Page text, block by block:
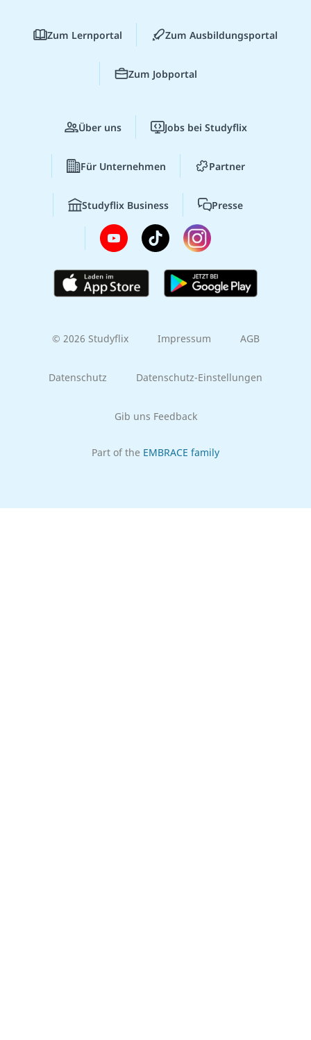
Zum Lernportal Zum Ausbildungsportal
Zum Jobportal
Über uns Jobs bei Studyflix
Für Unternehmen Partner
Studyflix Business Presse
© 2026 Studyflix Impressum AGB
Datenschutz Datenschutz-Einstellungen
Gib uns Feedback
Part of the EMBRACE family